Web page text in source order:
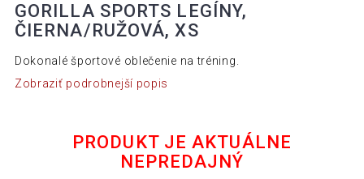
GORILLA SPORTS LEGÍNY,
ČIERNA/RUŽOVÁ, XS
Dokonalé športové oblečenie na tréning.
Zobraziť podrobnejší popis
PRODUKT JE AKTUÁLNE
NEPREDAJNÝ